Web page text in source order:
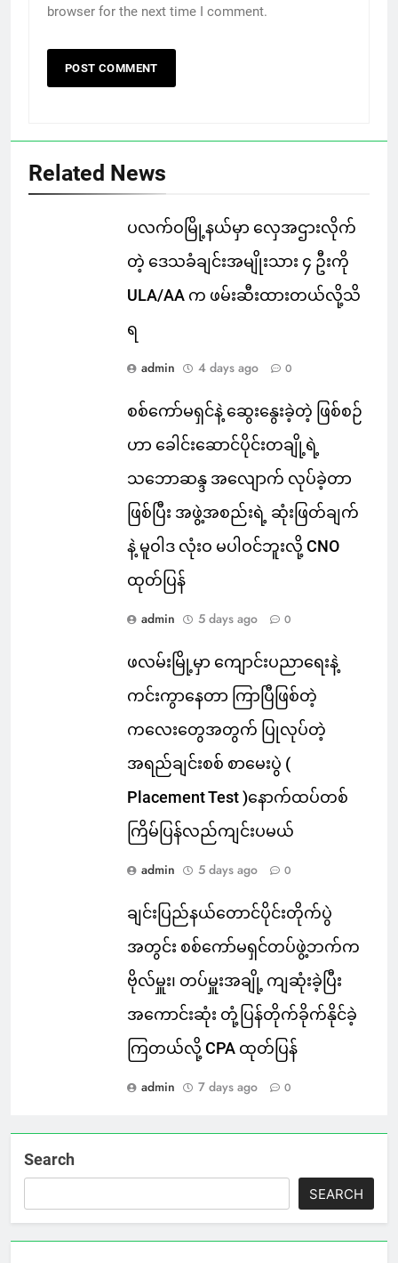
browser for the next time I comment.
Related News
ပလက်ဝမြို့နယ်မှာ လှေအဌားလိုက်
တဲ့ ဒေသခံချင်းအမျိုးသား ၄ ဦးကို
ULA/AA က ဖမ်းဆီးထားတယ်လို့သိ
ရ
admin 4 days ago 0
စစ်ကော်မရှင်နဲ့ ဆွေးနွေးခဲ့တဲ့ ဖြစ်စဉ်
ဟာ ခေါင်းဆောင်ပိုင်းတချို့ရဲ့
သဘောဆန္ဒ အလျောက် လုပ်ခဲ့တာ
ဖြစ်ပြီး အဖွဲ့အစည်းရဲ့ ဆုံးဖြတ်ချက်
နဲ့ မူဝါဒ လုံးဝ မပါဝင်ဘူးလို့ CNO
ထုတ်ပြန်
admin 5 days ago 0
ဖလမ်းမြို့မှာ ကျောင်းပညာရေးနဲ့
ကင်းကွာနေတာ ကြာပြီဖြစ်တဲ့
ကလေးတွေအတွက် ပြုလုပ်တဲ့
အရည်ချင်းစစ် စာမေးပွဲ (
Placement Test )နောက်ထပ်တစ်
ကြိမ်ပြန်လည်ကျင်းပမယ်
admin 5 days ago 0
ချင်းပြည်နယ်တောင်ပိုင်းတိုက်ပွဲ
အတွင်း စစ်ကော်မရှင်တပ်ဖွဲ့ဘက်က
ဗိုလ်မှူး၊ တပ်မှူးအချို့ ကျဆုံးခဲ့ပြီး
အကောင်းဆုံး တုံ့ပြန်တိုက်ခိုက်နိုင်ခဲ့
ကြတယ်လို့ CPA ထုတ်ပြန်
admin 7 days ago 0
Search
SEARCH